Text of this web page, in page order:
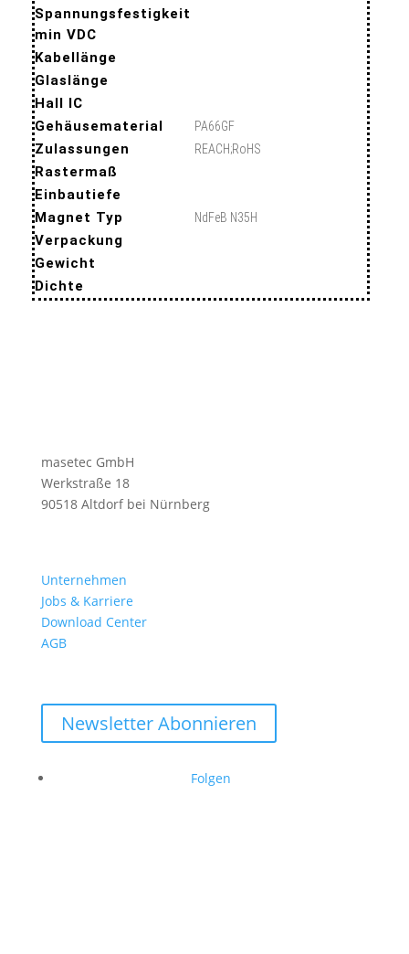
Spannungsfestigkeit
min VDC
Kabellänge
Glaslänge
Hall IC
Gehäusematerial
PA66GF
Zulassungen REACH;RoHS
Rastermaß
Einbautiefe
Magnet Typ
NdFeB N35H
Verpackung
Gewicht
Dichte
masetec GmbH
Werkstraße 18
90518 Altdorf bei Nürnberg
Unternehmen
Jobs & Karriere
Download Center
AGB
Newsletter Abonnieren
Folgen